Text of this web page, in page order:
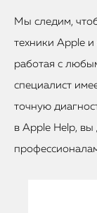
Мы следим,
техники Apple
работая с
специалист
точную
в Apple Help, вы